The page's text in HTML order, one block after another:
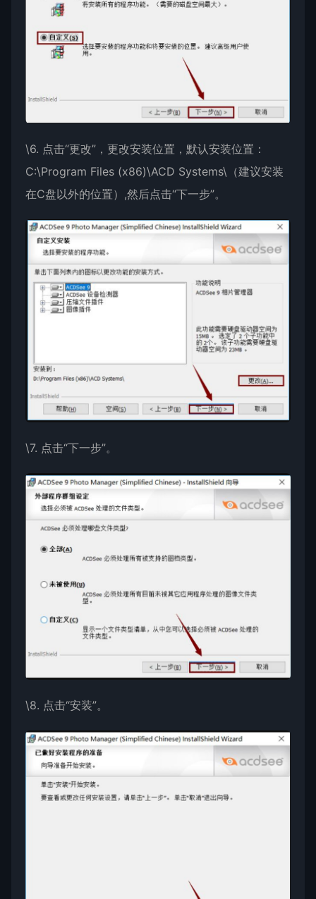
\6. 点击“更改”，更改安装位置，默认安装位置：
C:\Program Files (x86)\ACD Systems\（建议安装
在C盘以外的位置）,然后点击“下一步”。
\7. 点击“下一步”。
\8. 点击“安装”。